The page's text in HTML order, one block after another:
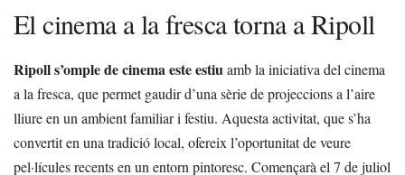
El cinema a la fresca torna a Ripoll
Ripoll s’omple de cinema este estiuamb la iniciativa del cinema
a la fresca, que permet gaudir d’una sèrie de projeccions a l’aire
lliure en un ambient familiar i festiu. Aquesta activitat, que s’ha
convertit en una tradició local, ofereix l’oportunitat de veure
pel·lícules recents en un entorn pintoresc. Començarà el 7 de juliol